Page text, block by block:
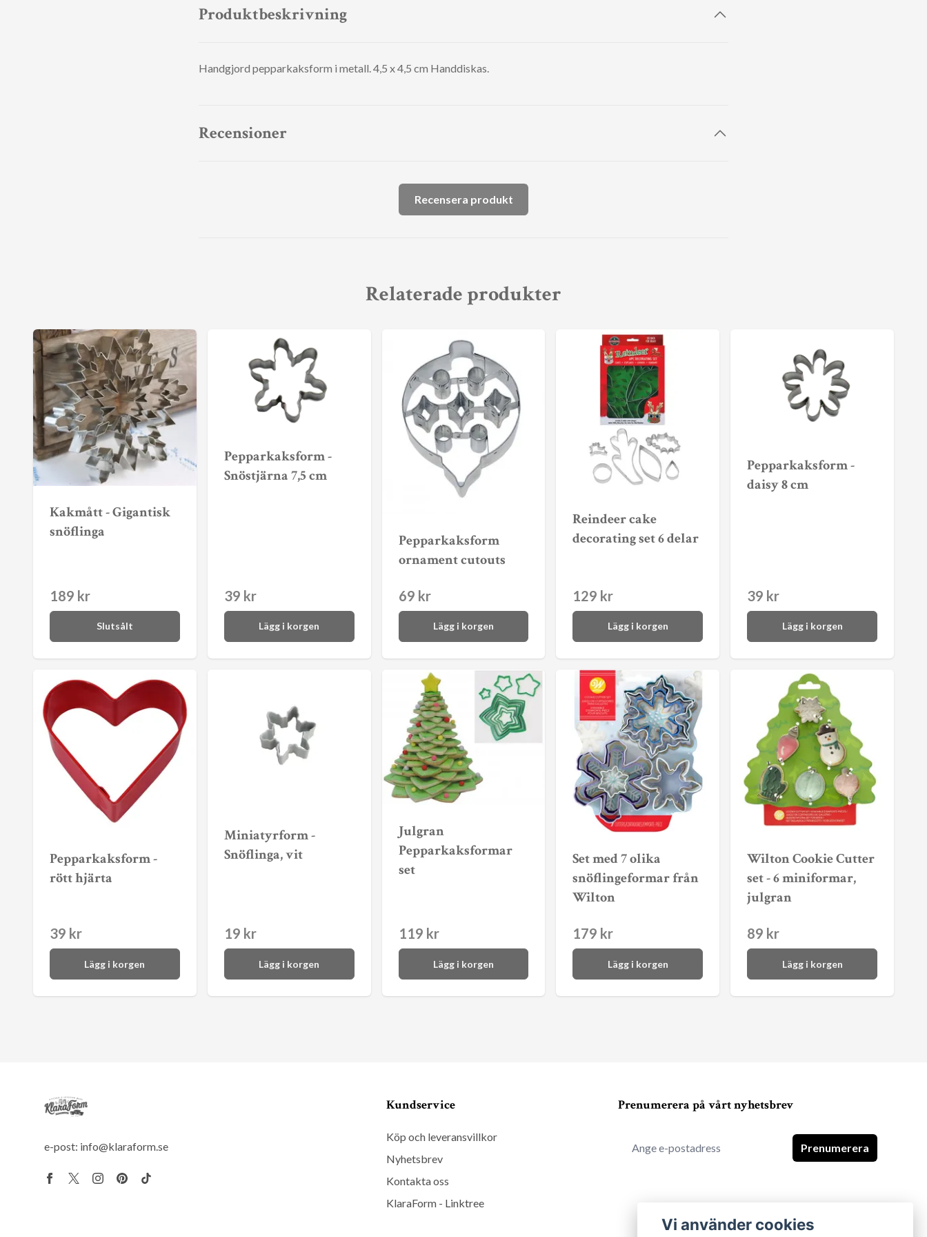
Produktbeskrivning
Handgjord pepparkaksform i metall. 4,5 x 4,5 cm Handdiskas.
Recensioner
Recensera produkt
Relaterade produkter
Kakmått - Gigantisk
snöflinga
189 kr
Slutsålt
Pepparkaksform -
Snöstjärna 7,5 cm
39 kr
Lägg i korgen
Pepparkaksform
ornament cutouts
69 kr
Lägg i korgen
Reindeer cake
decorating set 6 delar
129 kr
Lägg i korgen
Pepparkaksform -
daisy 8 cm
39 kr
Lägg i korgen
Pepparkaksform -
rött hjärta
39 kr
Lägg i korgen
Miniatyrform -
Snöflinga, vit
19 kr
Lägg i korgen
Julgran
Pepparkaksformar
set
119 kr
Lägg i korgen
Set med 7 olika
snöflingeformar från
Wilton
179 kr
Lägg i korgen
Wilton Cookie Cutter
set - 6 miniformar,
julgran
89 kr
Lägg i korgen
e-post: info@klaraform.se
Kundservice
Köp och leveransvillkor
Nyhetsbrev
Kontakta oss
KlaraForm - Linktree
Prenumerera på vårt nyhetsbrev
Prenumerera
Vi använder cookies